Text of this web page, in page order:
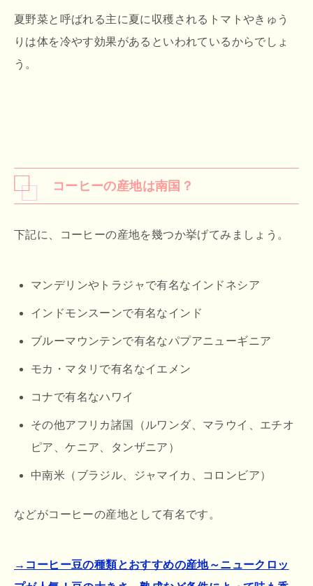
夏野菜と呼ばれる主に夏に収穫されるトマトやきゅう
りは体を冷やす効果があるといわれているからでしょ
う。
コーヒーの産地は南国？
下記に、コーヒーの産地を幾つか挙げてみましょう。
マンデリンやトラジャで有名なインドネシア
インドモンスーンで有名なインド
ブルーマウンテンで有名なパプアニューギニア
モカ・マタリで有名なイエメン
コナで有名なハワイ
その他アフリカ諸国（ルワンダ、マラウイ、エチオ
ピア、ケニア、タンザニア）
中南米（ブラジル、ジャマイカ、コロンビア）
などがコーヒーの産地として有名です。
→コーヒー豆の種類とおすすめの産地～ニュークロッ